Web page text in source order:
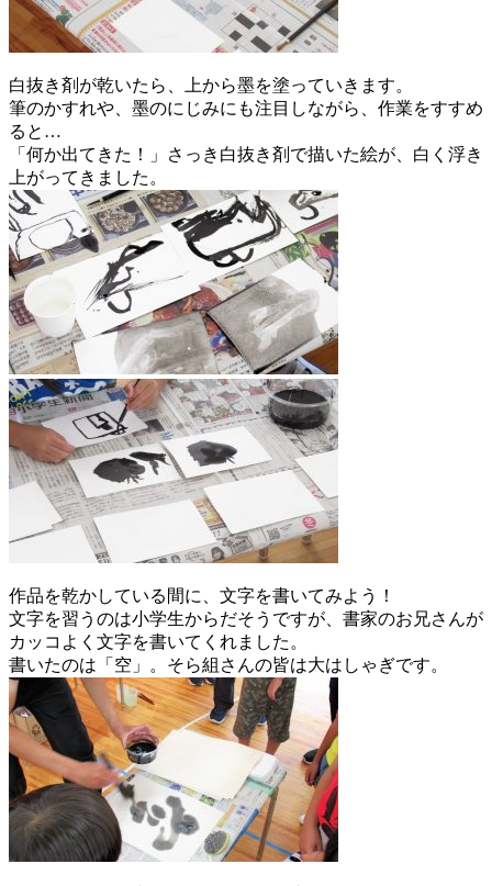
白抜き剤が乾いたら、上から墨を塗っていきます。
筆のかすれや、墨のにじみにも注目しながら、作業をすすめ
ると…
「何か出てきた！」さっき白抜き剤で描いた絵が、白く浮き
上がってきました。
作品を乾かしている間に、文字を書いてみよう！
文字を習うのは小学生からだそうですが、書家のお兄さんが
カッコよく文字を書いてくれました。
書いたのは「空」。そら組さんの皆は大はしゃぎです。